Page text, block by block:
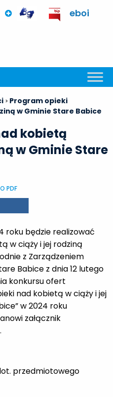
eboi
> Program opieki
w Gminie Stare Babice
kobietą
w Gminie Stare
PDF
roku będzie realizować
w ciąży i jej rodziną
z Zarządzeniem
Babice z dnia 12 lutego
konkursu ofert
nad kobietą w ciąży i jej
w 2024 roku
załącznik
przedmiotowego